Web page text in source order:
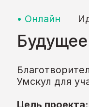
- педагогика.
Цель проекта:
учащихся по решению
в практических
повышение
гуманитарным